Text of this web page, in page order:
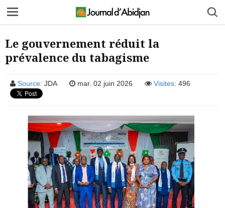
Le gouvernement réduit la
prévalence du tabagisme
Source: JDA mar. 02 juin 2026 Visites: 496